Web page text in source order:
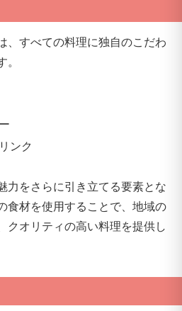
、すべての料理に独自のこだわ
。
ンク
力をさらに引き立てる要素とな
食材を使用することで、地域の
クオリティの高い料理を提供し